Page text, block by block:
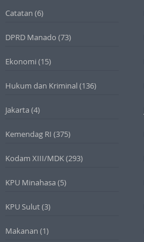
Catatan (6)
DPRD Manado (73)
Ekonomi (15)
Hukum dan Kriminal (136)
Jakarta (4)
Kemendag RI (375)
Kodam XIII/MDK(293)
KPU Minahasa (5)
KPU Sulut(3)
Makanan (1)